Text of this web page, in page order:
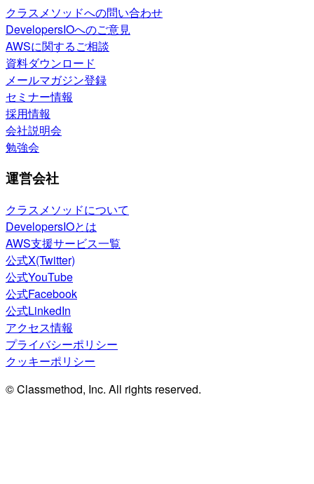
クラスメソッドへの問い合わせ
DevelopersIOへのご意見
AWSに関するご相談
資料ダウンロード
メールマガジン登録
セミナー情報
採用情報
会社説明会
勉強会
運営会社
クラスメソッドについて
DevelopersIOとは
AWS支援サービス一覧
公式X(Twitter)
公式YouTube
公式Facebook
公式LinkedIn
アクセス情報
プライバシーポリシー
クッキーポリシー
© Classmethod, Inc. All rights reserved.